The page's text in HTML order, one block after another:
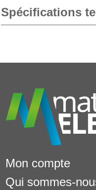
Spécifications
Mon compte
Qui sommes-